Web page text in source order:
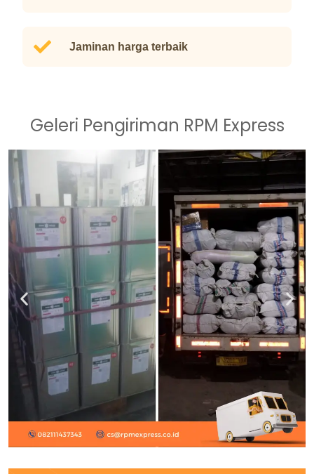
Jaminan harga terbaik
Geleri Pengiriman RPM Express